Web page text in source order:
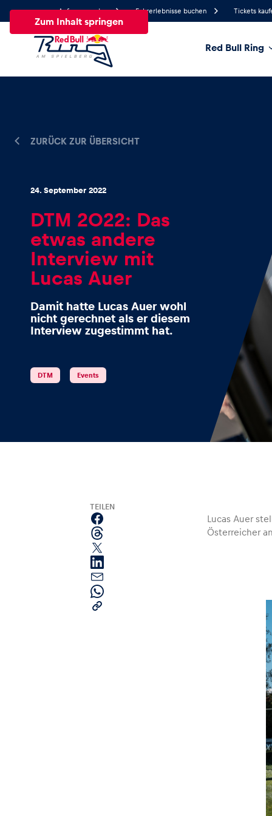
Zum Inhalt springen
Anfrage senden Fahrerlebnisse buchen Tickets
Red Bull Ring
News
Alle anzeigen
Events
Alle anzeigen
Erlebnisse
ZURÜCK ZUR ÜBERSICHT
24. September 2022
DTM 2022: Das
etwas andere
Interview mit
Lucas Auer
Damit hatte Lucas Auer wohl
nicht gerechnet als er diesem
Interview zugestimmt hat.
DTM Events
TEILEN
Lucas Auer
Österreicher